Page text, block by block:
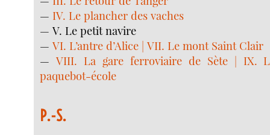
— IV. Le plancher des vaches
— V. Le petit navire
—VI. L’antre d’Alice | VII. Le mont Saint Clair
—VIII. La gare ferroviaire de Sète | IX.
paquebot-école
P.-S.